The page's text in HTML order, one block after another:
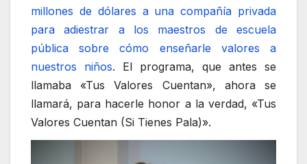
millones de dólares a una compañía privada
para adiestrar a los maestros de escuela
pública sobre cómo enseñarle valores a
nuestros niños. El programa, que antes se
llamaba «Tus Valores Cuentan», ahora se
llamará, para hacerle honor a la verdad, «Tus
Valores Cuentan (Si Tienes Pala)».